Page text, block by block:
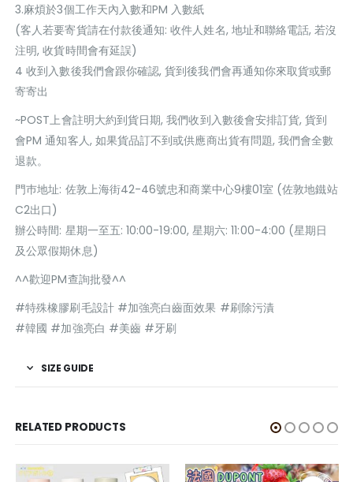
3.麻煩於3個工作天內入數和PM 入數紙
(客人若要寄貨請在付款後通知: 收件人姓名, 地址和聯絡電話, 若沒
注明, 收貨時間會有延誤)
4 收到入數後我們會跟你確認, 貨到後我們會再通知你來取貨或郵
寄寄出
~POST上會註明大約到貨日期, 我們收到入數後會安排訂貨, 貨到
會PM 通知客人, 如果貨品訂不到或供應商出貨有問題, 我們會全數
退款。
門巿地址: 佐敦上海街42-46號忠和商業中心9樓01室 (佐敦地鐵站
C2出口)
辦公時間: 星期一至五: 10:00-19:00, 星期六: 11:00-4:00 (星期日
及公眾假期休息)
^^歡迎PM查詢批發^^
#特殊橡膠刷毛設計 #加強亮白齒面效果 #刷除污漬
#韓國 #加強亮白 #美齒 #牙刷
SIZE GUIDE
RELATED PRODUCTS